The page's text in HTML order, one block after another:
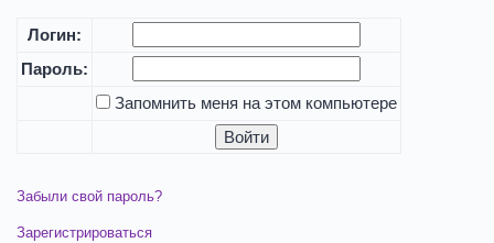
Логин:
Пароль:
Запомнить меня на этом компьютере
Забыли свой пароль?
Зарегистрироваться